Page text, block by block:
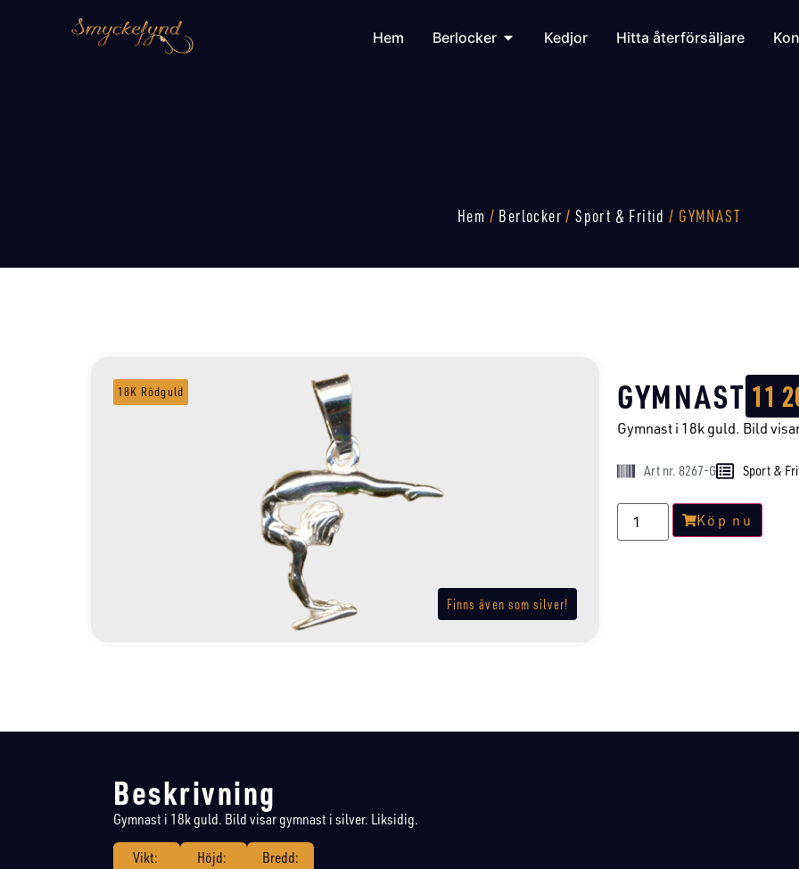
Hem Berlocker Kedjor Hitta återförsäljare
Hem / Berlocker /Sport & Fritid / GYMNAST
Finns även som silver!
18K Rödguld GYMNAST 11
Gymnast i 18k guld. Bild
Art nr. 8267-G Sport &
Köp nu
Beskrivning
Gymnast i 18k guld. Bild visar gymnast i silver. Liksidig.
Vikt:
Höjd:
Bredd: